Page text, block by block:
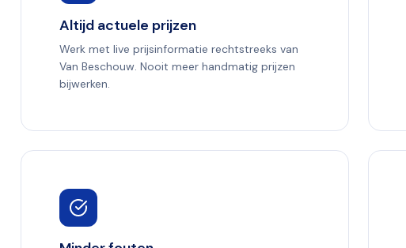
Altijd actuele prijzen
Werk met live prijsinformatie rechtstreeks van
Van Beschouw. Nooit meer handmatig prijzen
bijwerken.